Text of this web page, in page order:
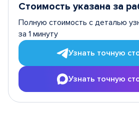
Стоимость указана за
Полную стоимость с деталью
за 1 минуту
Узнать точную
Узнать точную